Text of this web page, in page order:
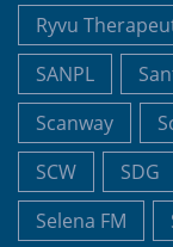
Ryvu
SANPL
Scanway
SCW
SDG
Selena FM